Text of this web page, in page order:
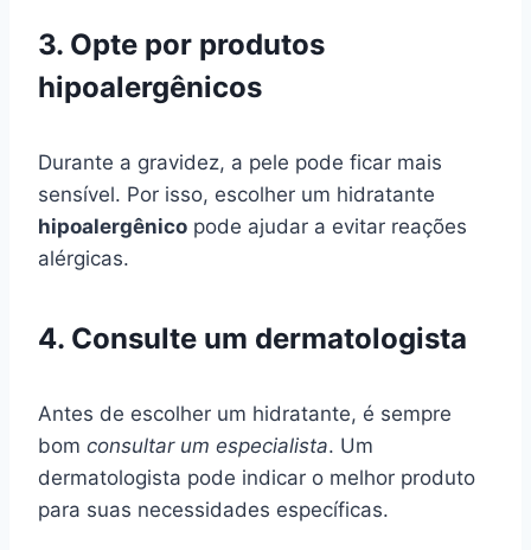
3. Opte por produtos
hipoalergênicos
Durante a gravidez, a pele pode ficar mais
sensível. Por isso, escolher um hidratante
hipoalergênico pode ajudar a evitar reações
alérgicas.
4. Consulte um dermatologista
Antes de escolher um hidratante, é sempre
bom consultar um especialista. Um
dermatologista pode indicar o melhor produto
para suas necessidades específicas.